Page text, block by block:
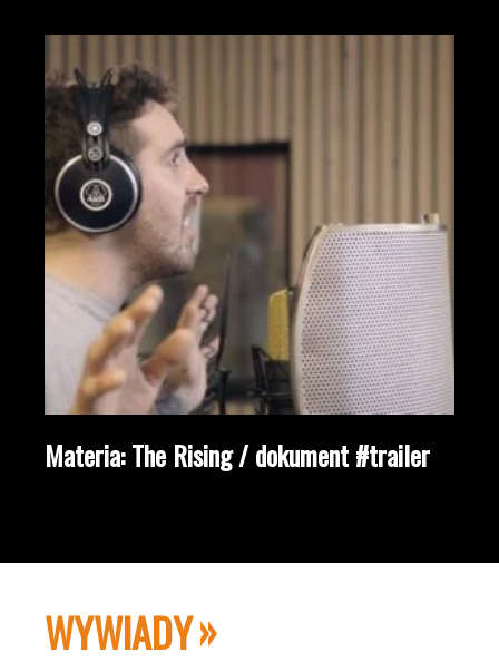
Materia: The Rising / dokument #trailer
WYWIADY